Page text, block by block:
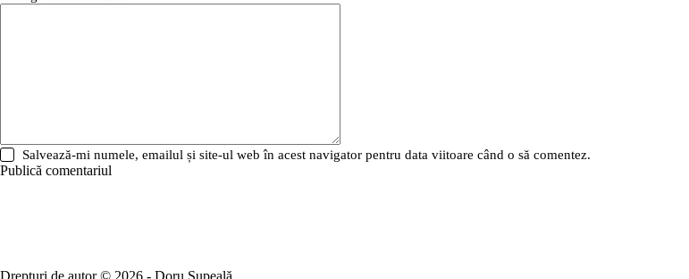
Salvează-mi numele, emailul și site-ul web în acest navigator pentru data viitoare când o să comentez.
Publică comentariul